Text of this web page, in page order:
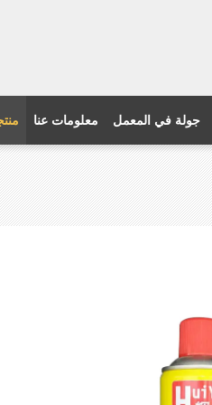
معلومات عنا جولة في المعمل